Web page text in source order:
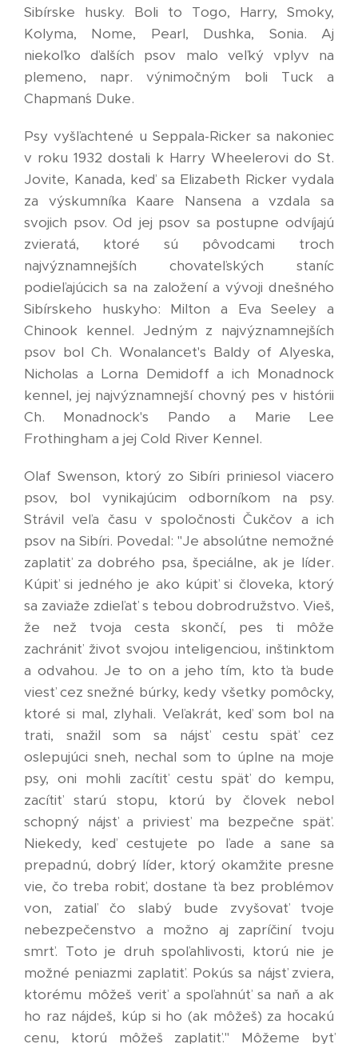
Sibírske husky. Boli to Togo, Harry, Smoky,
Kolyma, Nome, Pearl, Dushka, Sonia. Aj
niekoľko ďalších psov malo veľký vplyv na
plemeno, napr. výnimočným boli Tuck a
Chapman´s Duke.
Psy vyšľachtené u Seppala-Ricker sa nakoniec
v roku 1932 dostali k Harry Wheelerovi do St.
Jovite, Kanada, keď sa Elizabeth Ricker vydala
za výskumníka Kaare Nansena a vzdala sa
svojich psov. Od jej psov sa postupne odvíjajú
zvieratá, ktoré sú pôvodcami troch
najvýznamnejších chovateľských staníc
podieľajúcich sa na založení a vývoji dnešného
Sibírskeho huskyho: Milton a Eva Seeley a
Chinook kennel. Jedným z najvýznamnejších
psov bol Ch. Wonalancet's Baldy of Alyeska,
Nicholas a Lorna Demidoff a ich Monadnock
kennel, jej najvýznamnejší chovný pes v histórii
Ch. Monadnock's Pando a Marie Lee
Frothingham a jej Cold River Kennel.
Olaf Swenson, ktorý zo Sibíri priniesol viacero
psov, bol vynikajúcim odborníkom na psy.
Strávil veľa času v spoločnosti Čukčov a ich
psov na Sibíri. Povedal: "Je absolútne nemožné
zaplatiť za dobrého psa, špeciálne, ak je líder.
Kúpiť si jedného je ako kúpiť si človeka, ktorý
sa zaviaže zdieľať s tebou dobrodružstvo. Vieš,
že než tvoja cesta skončí, pes ti môže
zachrániť život svojou inteligenciou, inštinktom
a odvahou. Je to on a jeho tím, kto ťa bude
viesť cez snežné búrky, kedy všetky pomôcky,
ktoré si mal, zlyhali. Veľakrát, keď som bol na
trati, snažil som sa nájsť cestu späť cez
oslepujúci sneh, nechal som to úplne na moje
psy, oni mohli zacítiť cestu späť do kempu,
zacítiť starú stopu, ktorú by človek nebol
schopný nájsť a priviesť ma bezpečne späť.
Niekedy, keď cestujete po ľade a sane sa
prepadnú, dobrý líder, ktorý okamžite presne
vie, čo treba robiť, dostane ťa bez problémov
von, zatiaľ čo slabý bude zvyšovať tvoje
nebezpečenstvo a možno aj zapríčiní tvoju
smrť. Toto je druh spoľahlivosti, ktorú nie je
možné peniazmi zaplatiť. Pokús sa nájsť zviera,
ktorému môžeš veriť a spoľahnúť sa naň a ak
ho raz nájdeš, kúp si ho (ak môžeš) za hocakú
cenu, ktorú môžeš zaplatiť." Môžeme byť